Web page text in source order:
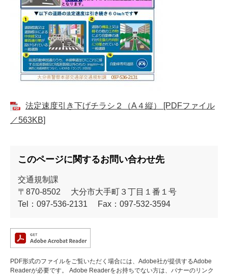
法定速度引き下げチラシ２（A４縦） [PDFファイル
／563KB]
このページに関するお問い合わせ先
交通規制課
〒870-8502
大分市大手町３丁目１番１号
Tel：097-536-2131
Fax：097-532-3594
PDF形式のファイルをご覧いただく場合には、Adobe社が提供するAdobe
Readerが必要です。
Adobe Readerをお持ちでない方は、バナーのリンク